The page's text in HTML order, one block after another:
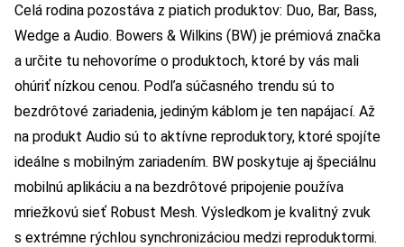
Celá rodina pozostáva z piatich produktov: Duo, Bar, Bass,
Wedge a Audio. Bowers & Wilkins (BW) je prémiová značka
a určite tu nehovoríme o produktoch, ktoré by vás mali
ohúriť nízkou cenou. Podľa súčasného trendu sú to
bezdrôtové zariadenia, jediným káblom je ten napájací. Až
na produkt Audio sú to aktívne reproduktory, ktoré spojíte
ideálne s mobilným zariadením. BW poskytuje aj špeciálnu
mobilnú aplikáciu a na bezdrôtové pripojenie používa
mriežkovú sieť Robust Mesh. Výsledkom je kvalitný zvuk
s extrémne rýchlou synchronizáciou medzi reproduktormi.